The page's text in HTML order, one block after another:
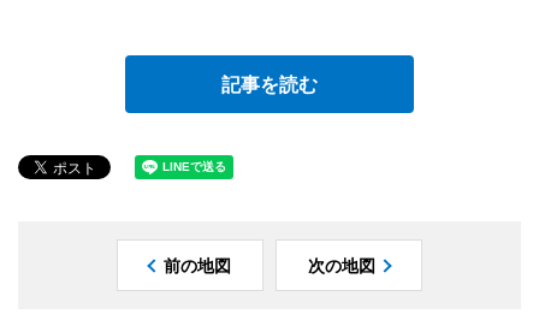
記事を読む
前の地図 次の地図